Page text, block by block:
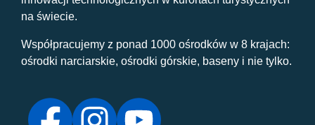
na świecie.
Współpracujemy z ponad 1000 ośrodków w 8 krajach:
ośrodki narciarskie, ośrodki górskie, baseny i nie tylko.